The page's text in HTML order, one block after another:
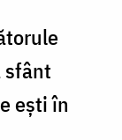
sfânt
ești în